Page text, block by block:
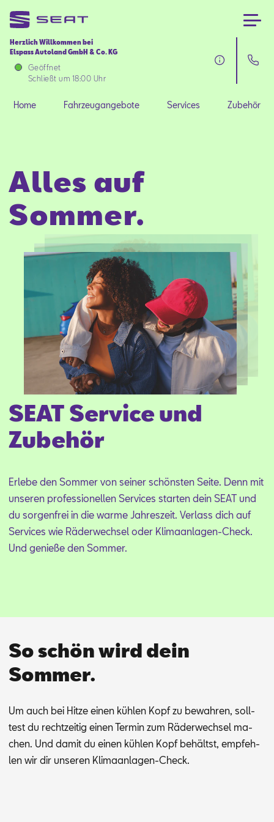
Herzlich Willkommen bei
Elspass Autoland GmbH & Co. KG
Geöffnet
Schließt um 18:00 Uhr
Home
Fahrzeugangebote
Zubehör
SEAT FOR BUSINESS
Über uns
Home Fahrzeugangebote Services Zubehör
Alles auf
Sommer.
SEAT Service und
Zubehör
Er­le­be den Som­mer von sei­ner schöns­ten Sei­te. Denn mit
un­se­ren pro­fes­sio­nel­len Ser­vices star­ten dein SEAT und
du sor­gen­frei in die war­me Jah­res­zeit. Ver­lass dich auf
Ser­vices wie Rä­der­wech­sel oder Kli­ma­an­la­gen-Check.
Und ge­nie­ße den Som­mer.
So schön wird dein
Sommer.
Um auch bei Hit­ze ei­nen küh­len Kopf zu be­wah­ren, soll­
test du recht­zei­tig ei­nen Ter­min zum Rä­der­wech­sel ma­
chen. Und da­mit du ei­nen küh­len Kopf be­hältst, emp­feh­
len wir dir un­se­ren Kli­ma­an­la­gen-Check.